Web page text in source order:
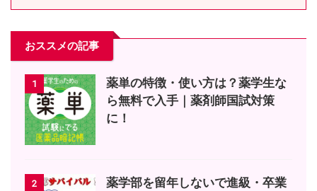
おススメの記事
1
薬単の特徴・使い方は？薬学生な
ら無料で入手｜薬剤師国試対策
に！
2
薬学部を留年しないで進級・卒業